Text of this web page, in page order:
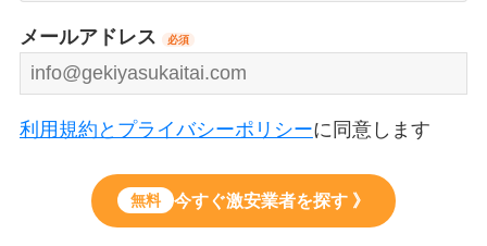
メールアドレス 必須
利用規約とプライバシーポリシーに同意します
無料 今すぐ激安業者を探す 》